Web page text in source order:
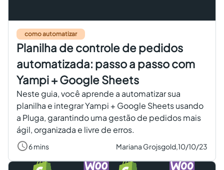
PT
como automatizar
Planilha de controle de pedidos
automatizada: passo a passo com
Yampi + Google Sheets
Neste guia, você aprende a automatizar sua
planilha e integrar Yampi + Google Sheets usando
a Pluga, garantindo uma gestão de pedidos mais
ágil, organizada e livre de erros.
6 mins Mariana Grojsgold,10/10/23